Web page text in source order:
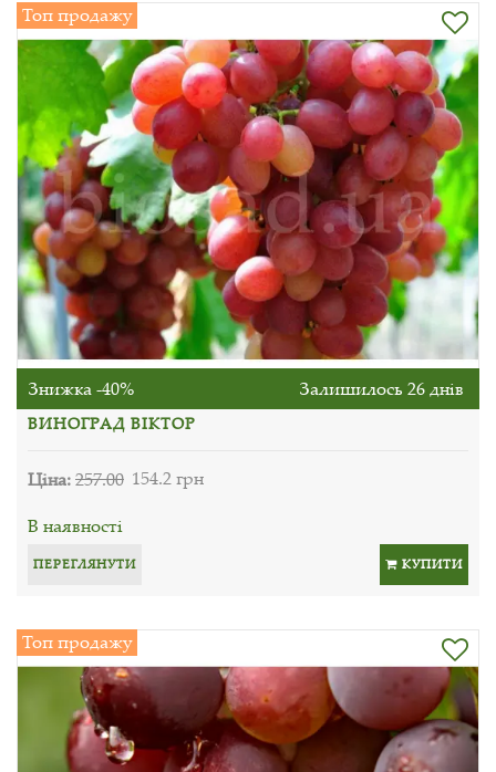
Топ продажу
Знижка -40% Залишилось 26 днів
ВИНОГРАД ВІКТОР
Ціна:257.00 154.2 грн
В наявності
ПЕРЕГЛЯНУТИ КУПИТИ
Топ продажу